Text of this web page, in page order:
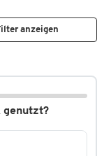
anzeigen
genutzt?